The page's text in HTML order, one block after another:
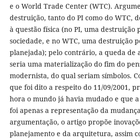
e o World Trade Center (WTC).
destruição, tanto do PI como do WTC,
à questão física (no PI, uma destruição
sociedade, e no WTC, uma destruição
planejada); pelo contrário, a queda de
seria uma materialização do fim do
modernista, do qual seriam símbolos.
que foi dito a respeito do 11/09/2001,
hora o mundo já havia mudado e que
foi apenas a representação da
argumentação, o artigo propõe
planejamento e da arquitetura, assim